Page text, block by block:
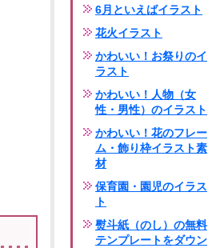
6月といえばイラスト
花火イラスト
かわいい！お祭りのイ
ラスト
かわいい！人物（女
性・男性）のイラスト
かわいい！花のフレー
ム・飾り枠イラスト素
材
保育園・園児のイラス
ト
熨斗紙（のし）の無料
テンプレートをダウン